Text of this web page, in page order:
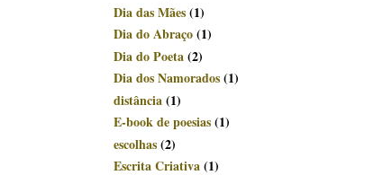
Dia das Mães(1)
Dia do Abraço(1)
Dia do Poeta(2)
Dia dos Namorados(1)
distância(1)
E-book de poesias(1)
escolhas(2)
Escrita Criativa(1)